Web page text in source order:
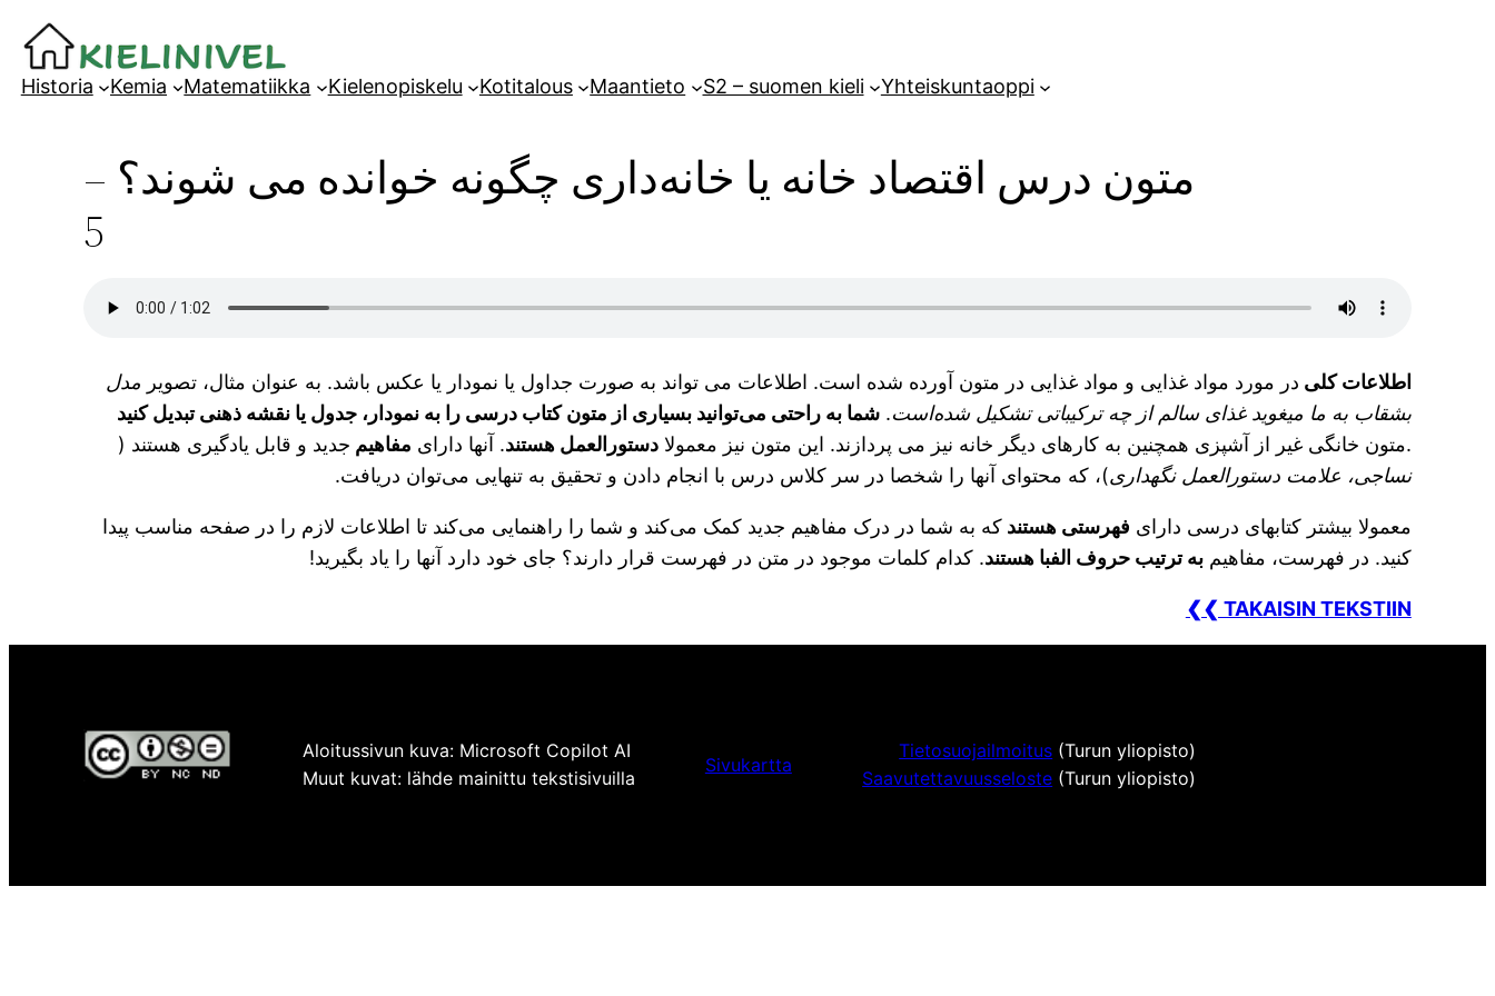
Siirry
sisältöön
Historia
Kemia Matematiikka Kielenopiskelu Kotitalous Maantieto S2 – suomen kieli Yhteiskuntaoppi
متون درس اقتصاد خانە یا خانەداری چگونه خوانده می شوند؟ –
5
اطلاعات کلی در مورد مواد غذایی و مواد غذایی در متون آورده شده است. اطلاعات می تواند به صورت جداول یا نمودار یا عکس باشد. به عنوان مثال، تصویر مدل
بشقاب بە ما میغوید غذای سالم از چە ترکیباتی تشکیل شدەاست.شما به راحتی می‌توانید بسیاری از متون کتاب درسی را به نمودار، جدول یا نقشه ذهنی تبدیل کنید
.متون خانگی غیر از آشپزی همچنین به کارهای دیگر خانه نیز می پردازند. این متون نیز معمولادستورالعمل هستند. آنها دارای مفاهیم جدید و قابل یادگیری هستند (
نساجی، علامت دستورالعمل نگهداری)، که محتوای آنها را شخصا در سر کلاس درس با انجام دادن و تحقیق به تنهایی می‌توان دریافت.
معمولا بیشتر کتابهای درسی دارای فهرستی هستندکه به شما در درک مفاهیم جدید کمک می‌کند و شما را راهنمایی می‌کند تا اطلاعات لازم را در صفحه مناسب پیدا
کنید. در فهرست، مفاهیمبه ترتیب حروف الفبا هستند. کدام کلمات موجود در متن در فهرست قرار دارند؟ جای خود دارد آنها را یاد بگیرید!
❮❮ TAKAISIN TEKSTIIN
Aloitussivun kuva: Microsoft Copilot AI
Muut kuvat: lähde mainittu tekstisivuilla
Sivukartta
Tietosuojailmoitus (Turun yliopisto)
Saavutettavuusseloste (Turun yliopisto)